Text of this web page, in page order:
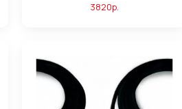
3820р.